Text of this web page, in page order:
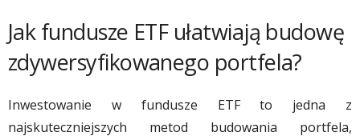
Jak fundusze ETF ułatwiają budowę
zdywersyfikowanego portfela?
Inwestowanie w fundusze ETF to jedna z
najskuteczniejszych metod budowania portfela,